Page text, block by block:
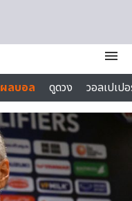
menu
ผลบอล ดูดวง
วอลเปเป